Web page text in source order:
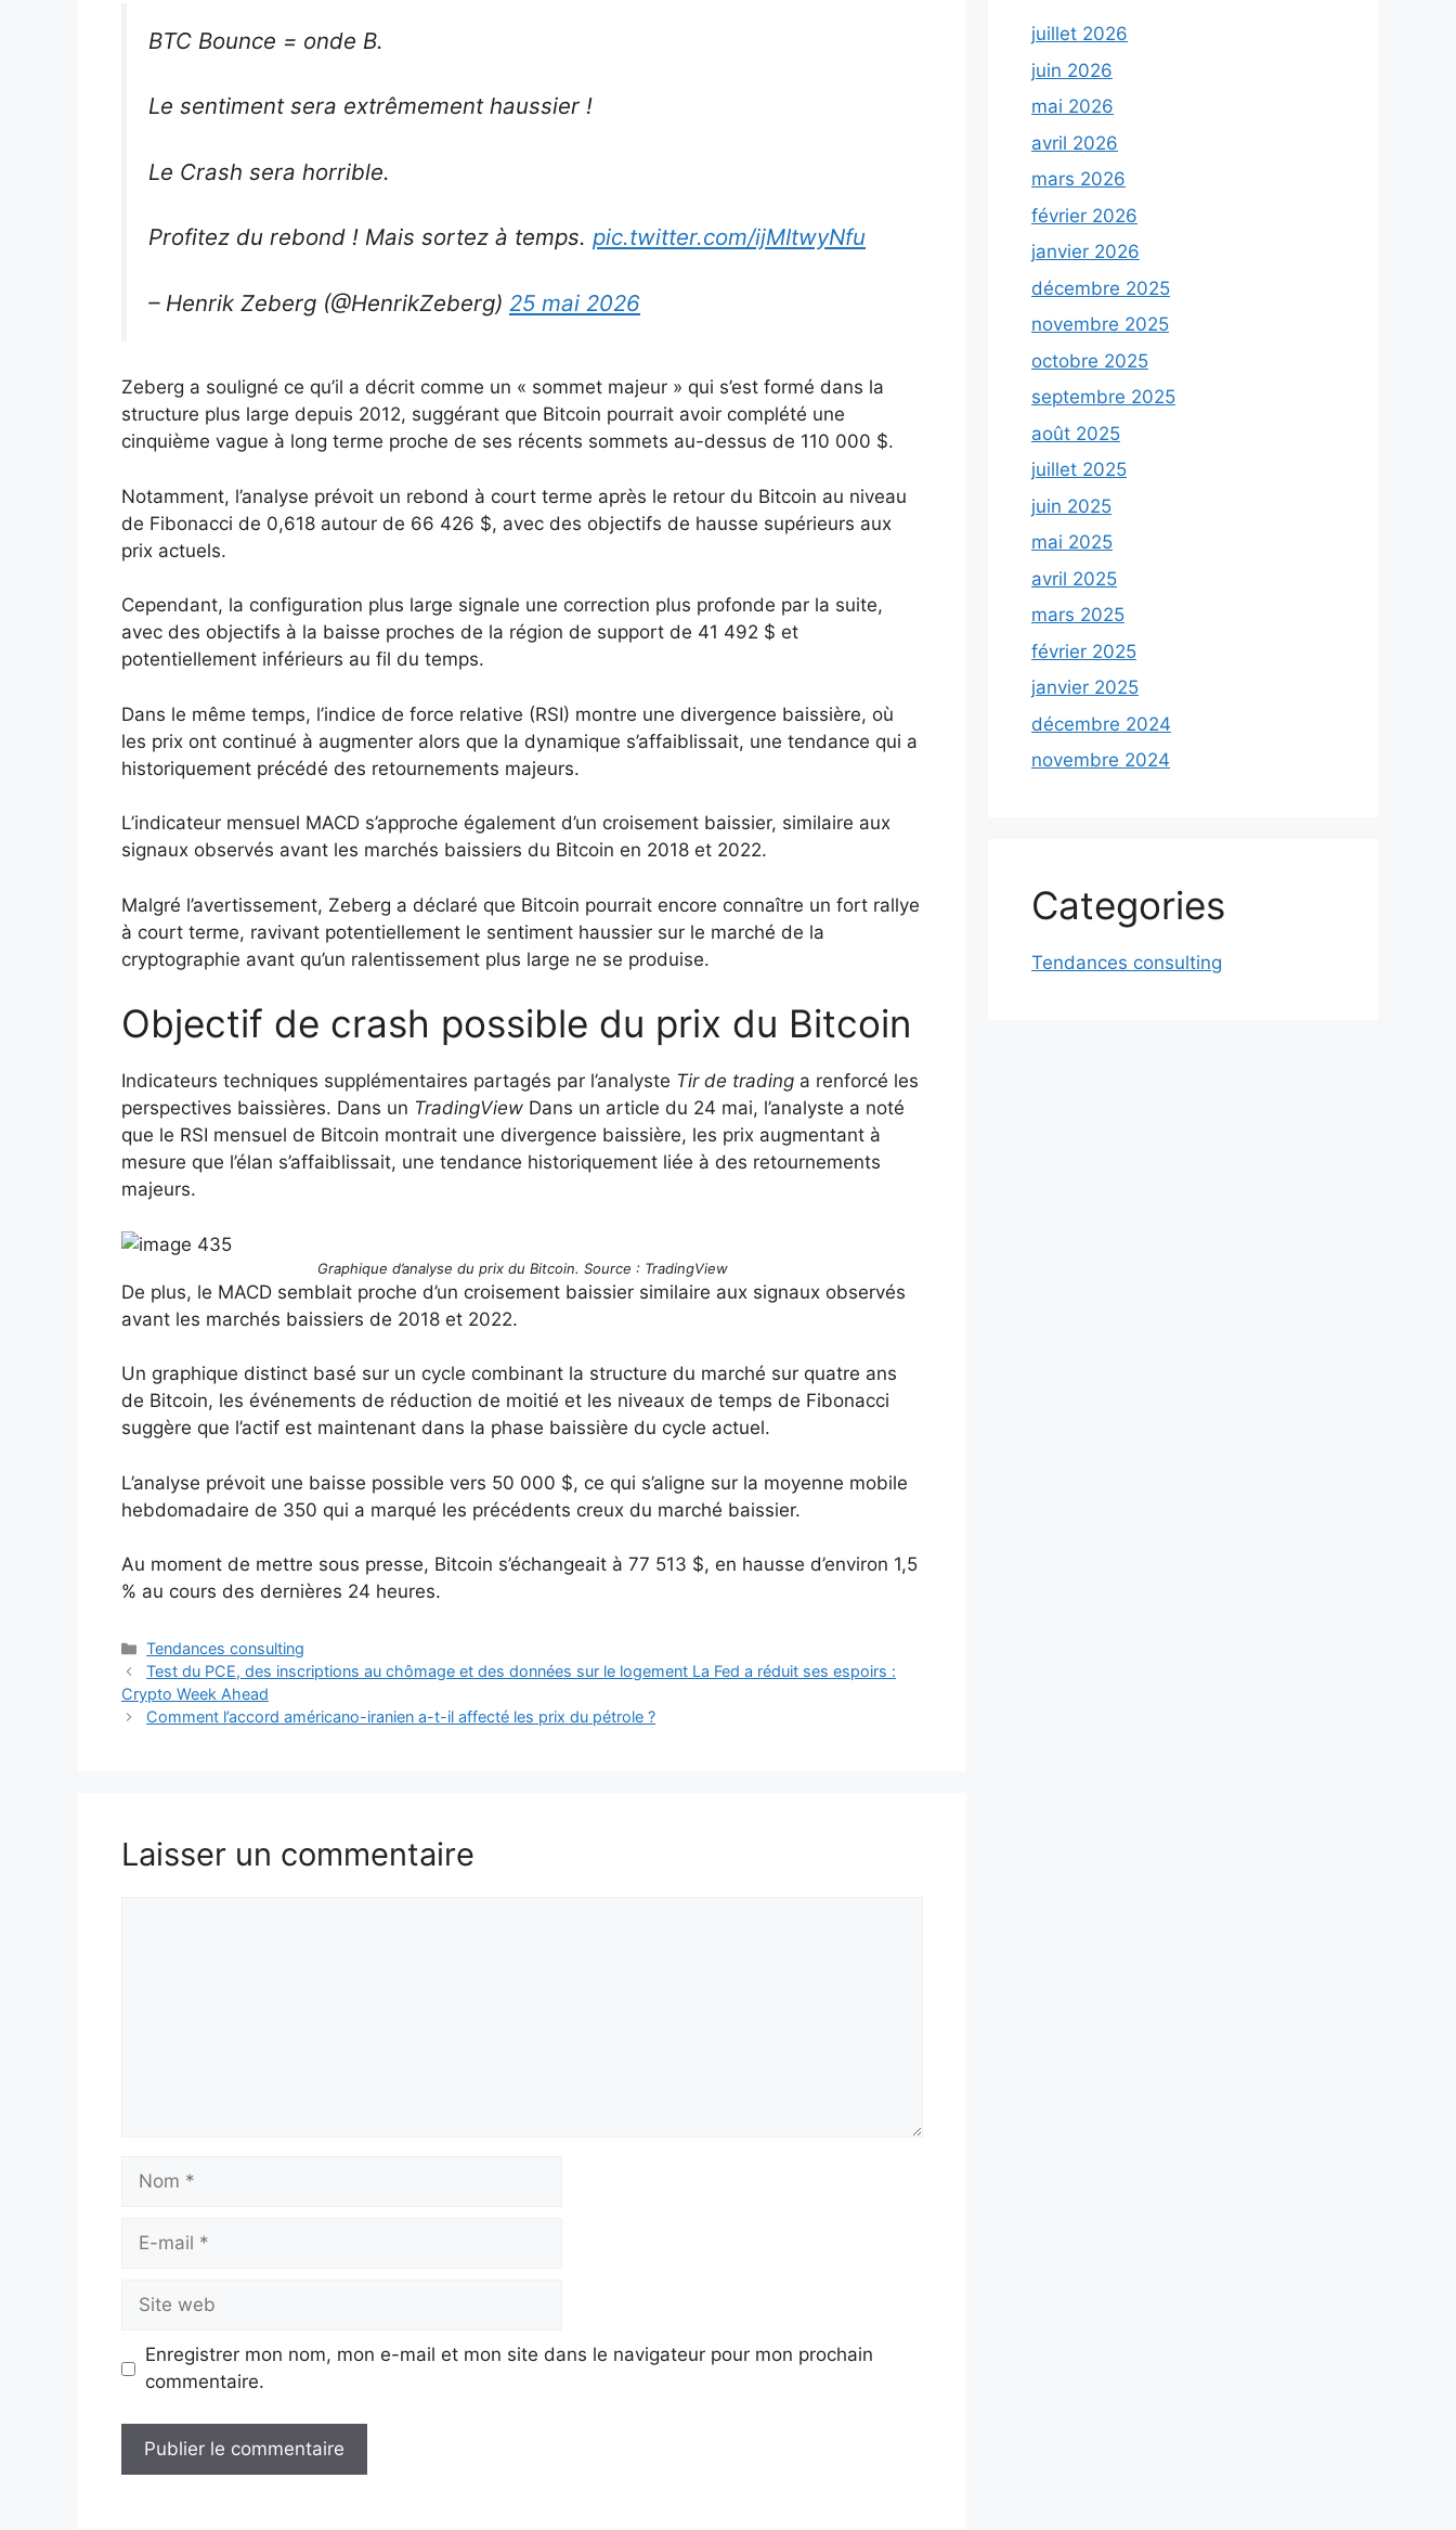
BTC Bounce = onde B.
Le sentiment sera extrêmement haussier !
Le Crash sera horrible.
Profitez du rebond ! Mais sortez à temps. pic.twitter.com/ijMItwyNfu
– Henrik Zeberg (@HenrikZeberg) 25 mai 2026
Zeberg a souligné ce qu’il a décrit comme un « sommet majeur » qui s’est formé dans la
structure plus large depuis 2012, suggérant que Bitcoin pourrait avoir complété une
cinquième vague à long terme proche de ses récents sommets au-dessus de 110 000 $.
Notamment, l’analyse prévoit un rebond à court terme après le retour du Bitcoin au niveau
de Fibonacci de 0,618 autour de 66 426 $, avec des objectifs de hausse supérieurs aux
prix actuels.
Cependant, la configuration plus large signale une correction plus profonde par la suite,
avec des objectifs à la baisse proches de la région de support de 41 492 $ et
potentiellement inférieurs au fil du temps.
Dans le même temps, l’indice de force relative (RSI) montre une divergence baissière, où
les prix ont continué à augmenter alors que la dynamique s’affaiblissait, une tendance qui a
historiquement précédé des retournements majeurs.
L’indicateur mensuel MACD s’approche également d’un croisement baissier, similaire aux
signaux observés avant les marchés baissiers du Bitcoin en 2018 et 2022.
Malgré l’avertissement, Zeberg a déclaré que Bitcoin pourrait encore connaître un fort rallye
à court terme, ravivant potentiellement le sentiment haussier sur le marché de la
cryptographie avant qu’un ralentissement plus large ne se produise.
Objectif de crash possible du prix du Bitcoin
Indicateurs techniques supplémentaires partagés par l’analyste Tir de trading a renforcé les
perspectives baissières. Dans un TradingView Dans un article du 24 mai, l’analyste a noté
que le RSI mensuel de Bitcoin montrait une divergence baissière, les prix augmentant à
mesure que l’élan s’affaiblissait, une tendance historiquement liée à des retournements
majeurs.
Graphique d’analyse du prix du Bitcoin. Source : TradingView
De plus, le MACD semblait proche d’un croisement baissier similaire aux signaux observés
avant les marchés baissiers de 2018 et 2022.
Un graphique distinct basé sur un cycle combinant la structure du marché sur quatre ans
de Bitcoin, les événements de réduction de moitié et les niveaux de temps de Fibonacci
suggère que l’actif est maintenant dans la phase baissière du cycle actuel.
L’analyse prévoit une baisse possible vers 50 000 $, ce qui s’aligne sur la moyenne mobile
hebdomadaire de 350 qui a marqué les précédents creux du marché baissier.
Au moment de mettre sous presse, Bitcoin s’échangeait à 77 513 $, en hausse d’environ 1,5
% au cours des dernières 24 heures.
Catégories
Tendances consulting
Test du PCE, des inscriptions au chômage et des données sur le logement La Fed a réduit ses espoirs :
Crypto Week Ahead
Comment l’accord américano-iranien a-t-il affecté les prix du pétrole ?
Laisser un commentaire
Nom
Site
web
Enregistrer mon nom, mon e-mail et mon site dans le navigateur pour mon prochain
commentaire.
juillet 2026
juin 2026
mai 2026
avril 2026
mars 2026
février 2026
janvier 2026
décembre 2025
novembre 2025
octobre 2025
septembre 2025
août 2025
juillet 2025
juin 2025
mai 2025
avril 2025
mars 2025
février 2025
janvier 2025
décembre 2024
novembre 2024
Categories
Tendances consulting